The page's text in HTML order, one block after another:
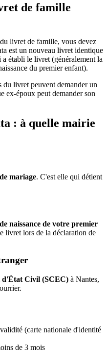
de famille
livret de famille, vous devez
est un nouveau livret identique
établi le livret (généralement la
du premier enfant).
du livret peuvent demander un
ex-époux peut demander son
: à quelle mairie
mariage. C'est elle qui détient
naissance de votre premier
livret lors de la déclaration de
d'État Civil (SCEC) à Nantes,
(carte nationale d'identité
de 3 mois